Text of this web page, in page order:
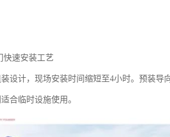
快速安装工艺‌
设计，现场安装时间缩短至4小时。预装导
合临时设施使用。